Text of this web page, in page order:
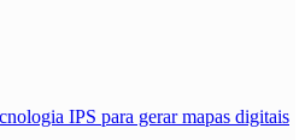
IPS para gerar mapas digitais